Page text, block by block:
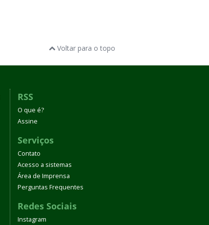
Voltar para o topo
RSS
O que é?
Assine
Serviços
Contato
Acesso a sistemas
Área de Imprensa
Perguntas Frequentes
Redes Sociais
Instagram